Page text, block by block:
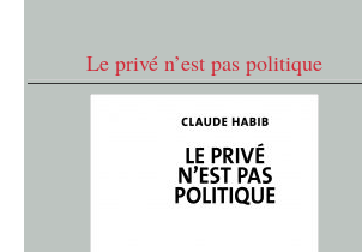
Le privé n’est pas politique